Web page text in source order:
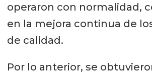
operaron con normalidad,
en la mejora continua de
de calidad.
Por lo anterior, se